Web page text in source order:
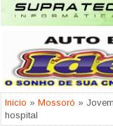
Inicio » Mossoró »
hospital